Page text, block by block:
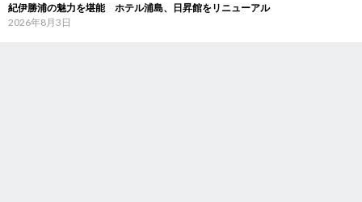
紀伊勝浦の魅力を堪能 ホテル浦島、日昇館をリニューアル
2026年8月3日